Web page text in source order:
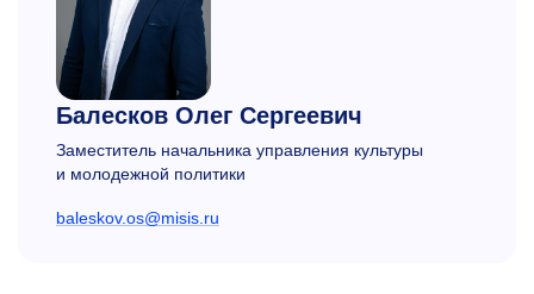
Балесков Олег Сергеевич
Заместитель начальника управления культуры
и молодежной политики
baleskov.os@misis.ru